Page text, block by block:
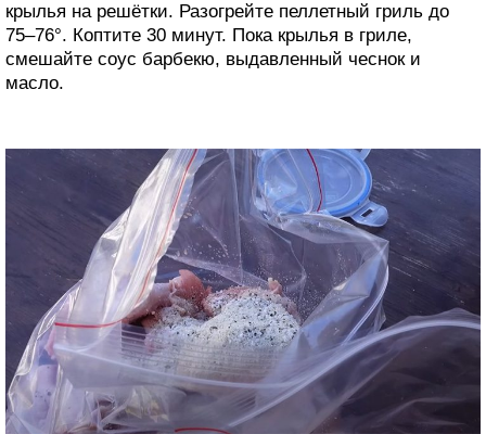
крылья на решётки. Разогрейте пеллетный гриль до
75–76°. Коптите 30 минут. Пока крылья в гриле,
смешайте соус барбекю, выдавленный чеснок и
масло.